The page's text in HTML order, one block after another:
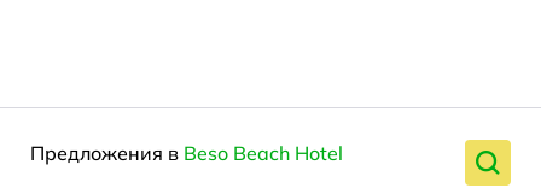
Предложения в Beso Beach Hotel